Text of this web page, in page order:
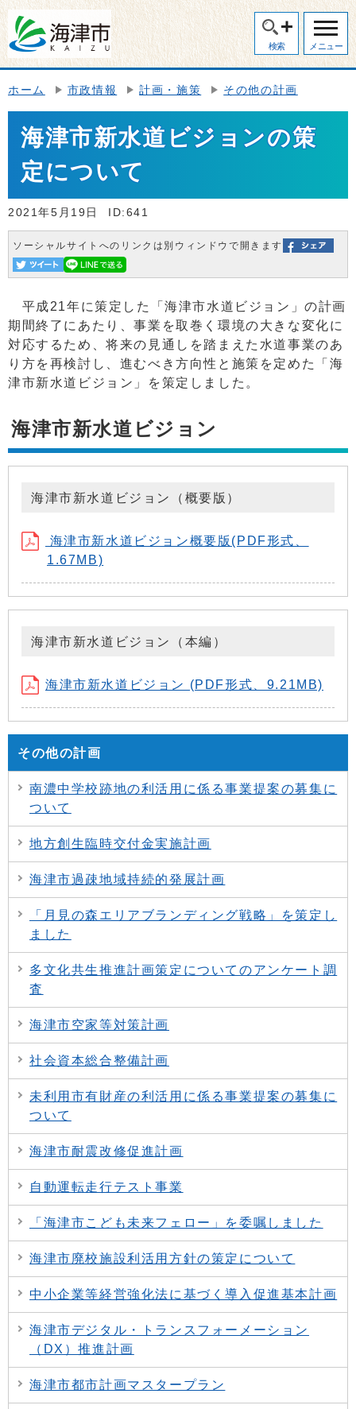
検索 メニュー
ホーム 市政情報 計画・施策 その他の計画
海津市新水道ビジョンの策
定について
2021年5月19日 ID:641
ソーシャルサイトへのリンクは別ウィンドウで開きます
平成21年に策定した「海津市水道ビジョン」の計画
期間終了にあたり、事業を取巻く環境の大きな変化に
対応するため、将来の見通しを踏まえた水道事業のあ
り方を再検討し、進むべき方向性と施策を定めた「海
津市新水道ビジョン」を策定しました。
海津市新水道ビジョン
海津市新水道ビジョン（概要版）
海津市新水道ビジョン概要版(PDF形式、
1.67MB)
海津市新水道ビジョン（本編）
海津市新水道ビジョン (PDF形式、9.21MB)
その他の計画
南濃中学校跡地の利活用に係る事業提案の募集に
ついて
地方創生臨時交付金実施計画
海津市過疎地域持続的発展計画
「月見の森エリアブランディング戦略」を策定し
ました
多文化共生推進計画策定についてのアンケート調
査
海津市空家等対策計画
社会資本総合整備計画
未利用市有財産の利活用に係る事業提案の募集に
ついて
海津市耐震改修促進計画
自動運転走行テスト事業
「海津市こども未来フェロー」を委嘱しました
海津市廃校施設利活用方針の策定について
中小企業等経営強化法に基づく導入促進基本計画
海津市デジタル・トランスフォーメーション
（DX）推進計画
海津市都市計画マスタープラン